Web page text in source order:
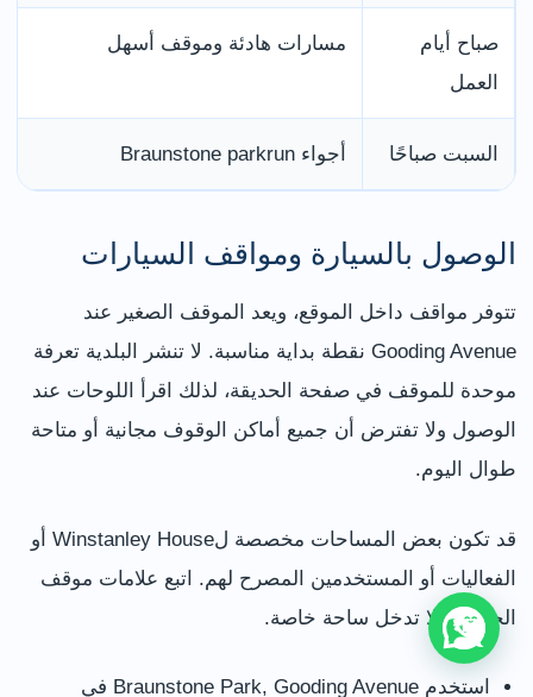
صباح أيام
العمل
مسارات هادئة وموقف أسهل
السبت صباحًا أجواء Braunstone parkrun
الوصول بالسيارة ومواقف السيارات
تتوفر مواقف داخل الموقع، ويعد الموقف الصغير عند
Gooding Avenue نقطة بداية مناسبة. لا تنشر البلدية تعرفة
موحدة للموقف في صفحة الحديقة، لذلك اقرأ اللوحات عند
الوصول ولا تفترض أن جميع أماكن الوقوف مجانية أو متاحة
طوال اليوم.
قد تكون بعض المساحات مخصصة لWinstanley House أو
الفعاليات أو المستخدمين المصرح لهم. اتبع علامات موقف
الحديقة ولا تدخل ساحة خاصة.
استخدم Braunstone Park, Gooding Avenue في